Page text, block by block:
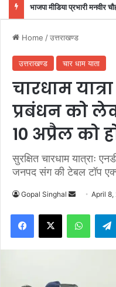
Home /उत्तराखण्ड
उत्तराखण्ड चार धाम याता
चारधाम
प्रबंधन को
10 अप्रैल को
सुरक्षित चारधाम यात्राः
जनपद संग की टेबल टॉप
Gopal Singhal
n
d
a
April 8,